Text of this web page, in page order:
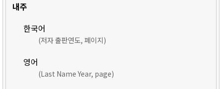
내주
한국어
(저자 출판연도, 페이지)
영어
(Last Name Year, page)